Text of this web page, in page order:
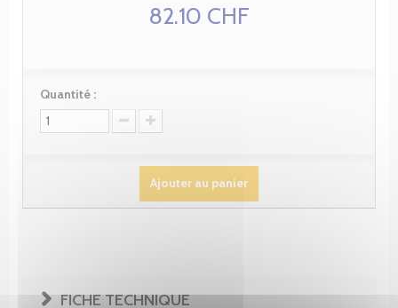
82.10 CHF
Quantité :
Ajouter au panier
FICHE TECHNIQUE